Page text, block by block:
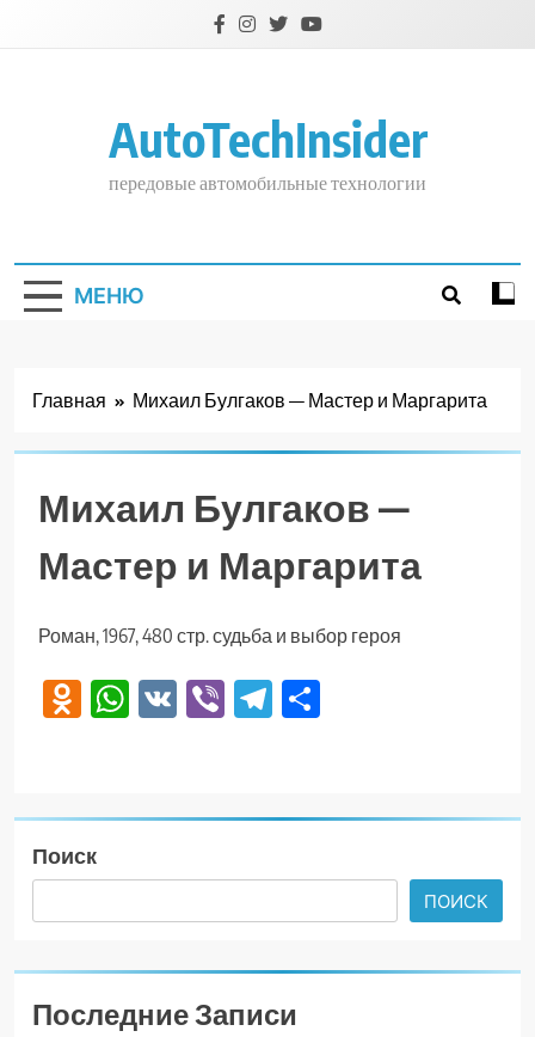
AutoTechInsider
передовые автомобильные технологии
МЕНЮ
Главная Михаил Булгаков — Мастер и Маргарита
Михаил Булгаков —
Мастер и Маргарита
Роман, 1967, 480 стр. судьба и выбор героя
Odnoklassniki
WhatsApp
VK ViberTelegram
Поиск
ПОИСК
Последние Записи